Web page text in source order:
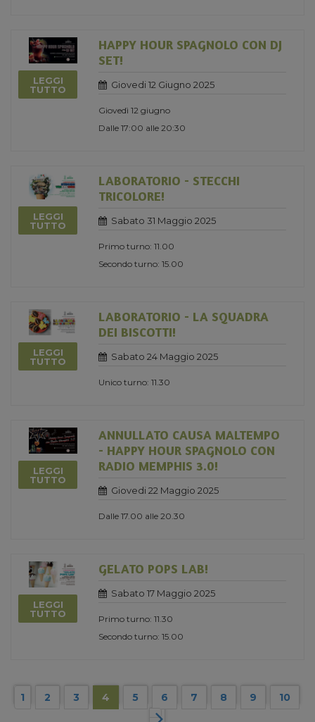
LEGGI
TUTTO
HAPPY HOUR SPAGNOLO CON DJ
SET!
Giovedi 12 Giugno 2025
Giovedì 12 giugno
Dalle 17:00 alle 20:30
LEGGI
TUTTO
LABORATORIO - STECCHI
TRICOLORE!
Sabato 31 Maggio 2025
Primo turno: 11.00
Secondo turno: 15.00
LEGGI
TUTTO
LABORATORIO - LA SQUADRA
DEI BISCOTTI!
Sabato 24 Maggio 2025
Unico turno: 11.30
LEGGI
TUTTO
ANNULLATO CAUSA MALTEMPO
- HAPPY HOUR SPAGNOLO CON
RADIO MEMPHIS 3.0!
Giovedi 22 Maggio 2025
Dalle 17.00 alle 20.30
LEGGI
TUTTO
GELATO POPS LAB!
Sabato 17 Maggio 2025
Primo turno: 11.30
Secondo turno: 15.00
1 2 3 4 5 6 7 8 9 10